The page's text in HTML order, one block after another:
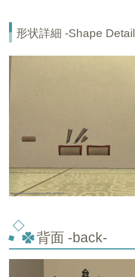
形状詳細 -Shape
背面 -back-